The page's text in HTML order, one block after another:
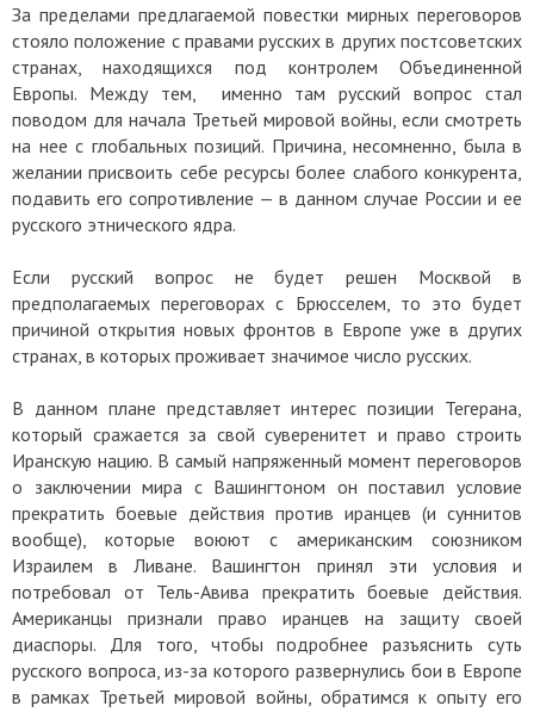
За пределами предлагаемой повестки мирных переговоров
стояло положение с правами русских в других постсоветских
странах, находящихся под контролем Объединенной
Европы. Между тем, именно там русский вопрос стал
поводом для начала Третьей мировой войны, если смотреть
на нее с глобальных позиций. Причина, несомненно, была в
желании присвоить себе ресурсы более слабого конкурента,
подавить его сопротивление — в данном случае России и ее
русского этнического ядра.
Если русский вопрос не будет решен Москвой в
предполагаемых переговорах с Брюсселем, то это будет
причиной открытия новых фронтов в Европе уже в других
странах, в которых проживает значимое число русских.
В данном плане представляет интерес позиции Тегерана,
который сражается за свой суверенитет и право строить
Иранскую нацию. В самый напряженный момент переговоров
о заключении мира с Вашингтоном он поставил условие
прекратить боевые действия против иранцев (и суннитов
вообще), которые воюют с американским союзником
Израилем в Ливане. Вашингтон принял эти условия и
потребовал от Тель-Авива прекратить боевые действия.
Американцы признали право иранцев на защиту своей
диаспоры. Для того, чтобы подробнее разъяснить суть
русского вопроса, из-за которого развернулись бои в Европе
в рамках Третьей мировой войны, обратимся к опыту его